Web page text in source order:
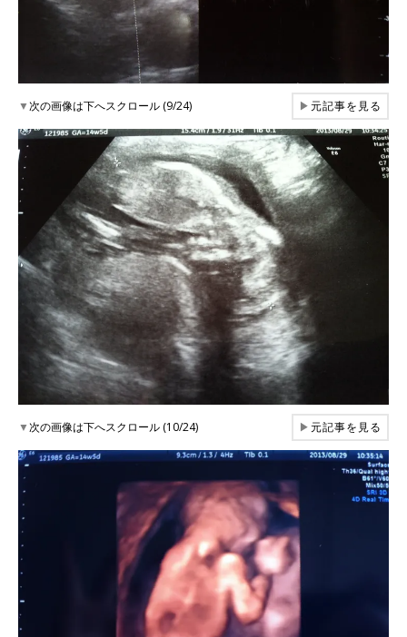
▼次の画像は下へスクロール (9/24) ▶元記事を見る
▼次の画像は下へスクロール (10/24) ▶元記事を見る